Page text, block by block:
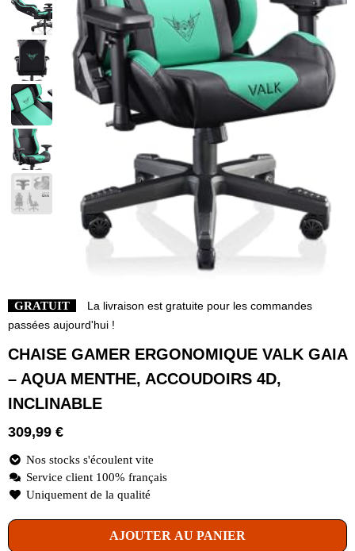
GRATUIT
La livraison est gratuite pour les commandes
passées aujourd'hui !
CHAISE GAMER ERGONOMIQUE VALK GAIA
– AQUA MENTHE, ACCOUDOIRS 4D,
INCLINABLE
309,99 €
Nos stocks s'écoulent vite
Service client 100% français
Uniquement de la qualité
AJOUTER AU PANIER